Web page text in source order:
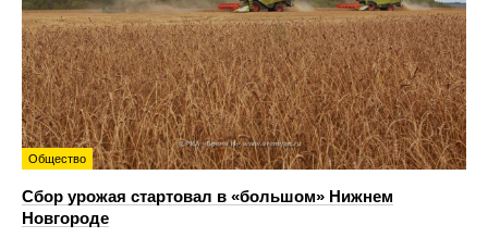
Общество
Сбор урожая стартовал в «большом» Нижнем
Новгороде